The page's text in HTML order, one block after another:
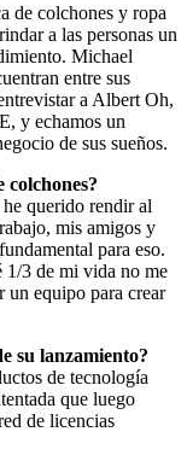
de colchones y ropa
a las personas un
Michael
entre sus
a Albert Oh,
y echamos un
de sus sueños.
colchones?
querido rendir al
mis amigos y
para eso.
1/3 de mi vida no me
un equipo para crear
su lanzamiento?
de tecnología
que luego
de licencias